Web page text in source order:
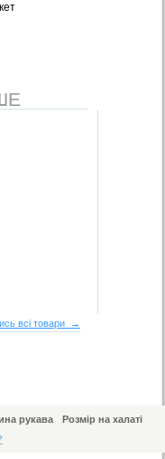
всі товари →
рукава Розмір на халаті